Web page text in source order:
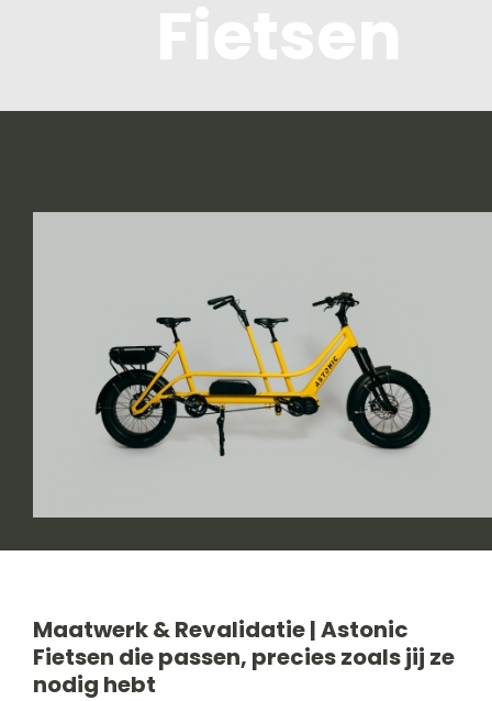
Maatwerk & Revalidatie | Astonic
Fietsen die passen, precies zoals jij ze
nodig hebt